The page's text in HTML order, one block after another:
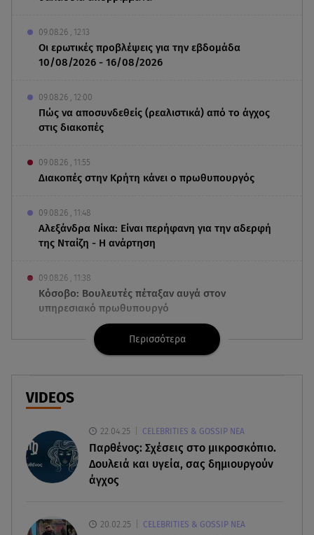
09.08.26 , 12:13
Οι ερωτικές προβλέψεις για την εβδομάδα
10/08/2026 - 16/08/2026
09.08.26 , 12:00
Πώς να αποσυνδεθείς (ρεαλιστικά) από το άγχος
στις διακοπές
09.08.26 , 11:55
Διακοπές στην Κρήτη κάνει ο πρωθυπουργός
09.08.26 , 11:48
Αλεξάνδρα Νίκα: Είναι περήφανη για την αδερφή
της Νταίζη - Η ανάρτηση
09.08.26 , 11:38
Κόσοβο: Βουλευτές πέταξαν αυγά στον
υπηρεσιακό πρωθυπουργό
09.08.26 , 11:23
Μεθυσμένη οδηγός σκότωσε νύφη τη μέρα του
γάμου της
09.08.26 , 11:12
έκανα 500 φορές»
09.08.26 , 10:46
Μπαμπάς για δεύτερη φορά ο Γιάννης
Περισσότερα
VIDEOS
22.04.25 CELEBRITIES & GOSSIP ΝΕΑ
Παρθένος: Σχέσεις στο μικροσκόπιο.
Δουλειά και υγεία, σας δημιουργούν
άγχος
20.02.25 CELEBRITIES & GOSSIP ΝΕΑ